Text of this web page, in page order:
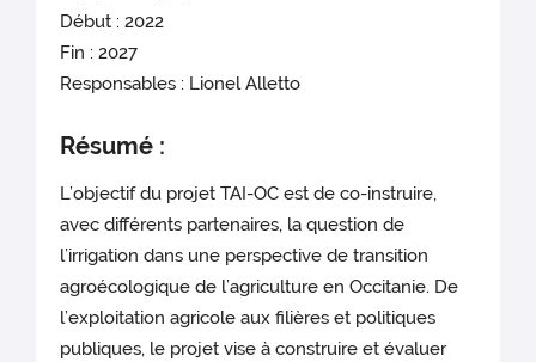
Début : 2022
Fin : 2027
Responsables : Lionel Alletto
Résumé :
L’objectif du projet TAI-OC est de co-instruire,
avec différents partenaires, la question de
l’irrigation dans une perspective de transition
agroécologique de l’agriculture en Occitanie. De
l’exploitation agricole aux filières et politiques
publiques, le projet vise à construire et évaluer